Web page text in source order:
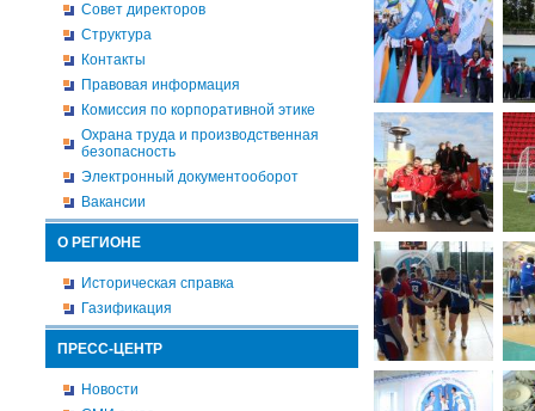
Совет директоров
Структура
Контакты
Правовая информация
Комиссия по корпоративной этике
Охрана труда и производственная
безопасность
Электронный документооборот
Вакансии
О РЕГИОНЕ
Историческая справка
Газификация
ПРЕСС-ЦЕНТР
Новости